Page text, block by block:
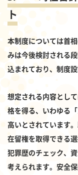
ト
本制度については首
みは今後検討される
込まれており、制度
想定される内容とし
格を得る、いわゆる
高いとされています
在留権を取得できる
犯罪歴のチェック、
考えられます。安全